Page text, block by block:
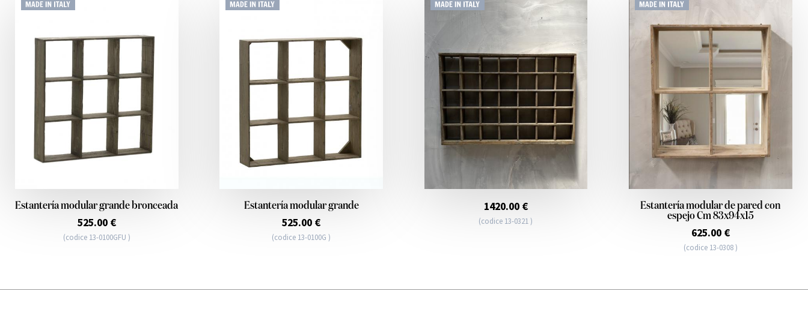
Estantería modular grande bronceada
525.00 €
(codice 13-0100GFU )
Estantería modular grande
525.00 €
(codice 13-0100G )
1420.00 €
(codice 13-0321 )
Estantería modular de pared con
espejo Cm 83x94x15
625.00 €
(codice 13-0308 )